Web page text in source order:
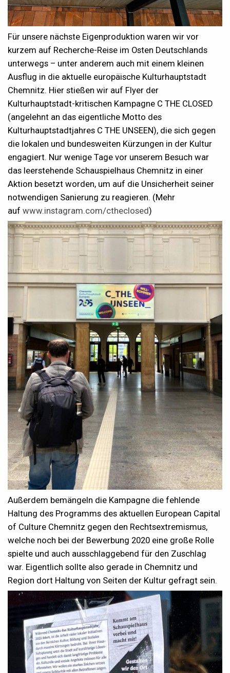
Für unsere nächste Eigenproduktion waren wir vor
kurzem auf Recherche-Reise im Osten Deutschlands
unterwegs – unter anderem auch mit einem kleinen
Ausflug in die aktuelle europäische Kulturhauptstadt
Chemnitz. Hier stießen wir auf Flyer der
Kulturhauptstadt-kritischen Kampagne C THE CLOSED
(angelehnt an das eigentliche Motto des
Kulturhauptstadtjahres C THE UNSEEN), die sich gegen
die lokalen und bundesweiten Kürzungen in der Kultur
engagiert. Nur wenige Tage vor unserem Besuch war
das leerstehende Schauspielhaus Chemnitz in einer
Aktion besetzt worden, um auf die Unsicherheit seiner
notwendigen Sanierung zu reagieren. (Mehr
auf www.instagram.com/ctheclosed)
Außerdem bemängeln die Kampagne die fehlende
Haltung des Programms des aktuellen European Capital
of Culture Chemnitz gegen den Rechtsextremismus,
welche noch bei der Bewerbung 2020 eine große Rolle
spielte und auch ausschlaggebend für den Zuschlag
war. Eigentlich sollte also gerade in Chemnitz und
Region dort Haltung von Seiten der Kultur gefragt sein.